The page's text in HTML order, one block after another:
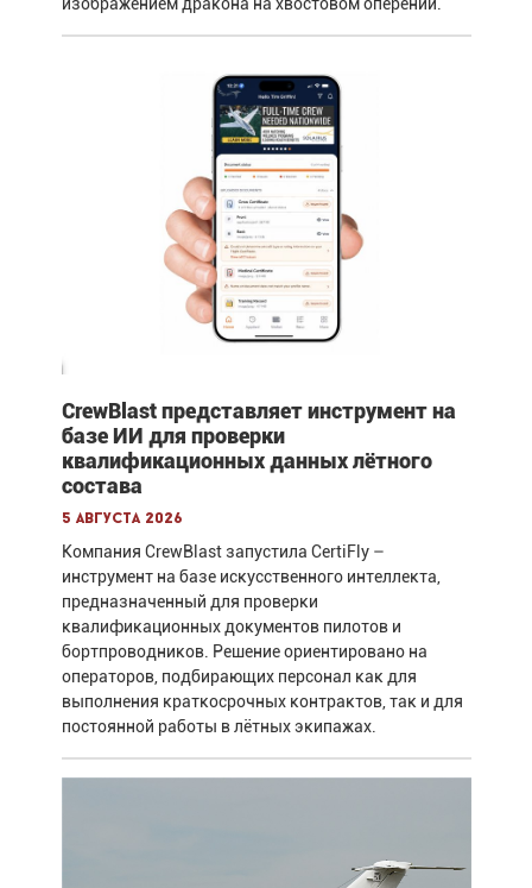
изображением дракона на хвостовом оперении.
CrewBlast представляет инструмент на
базе ИИ для проверки
квалификационных данных лётного
состава
5 августа 2026
Компания CrewBlast запустила CertiFly –
инструмент на базе искусственного интеллекта,
предназначенный для проверки
квалификационных документов пилотов и
бортпроводников. Решение ориентировано на
операторов, подбирающих персонал как для
выполнения краткосрочных контрактов, так и для
постоянной работы в лётных экипажах.